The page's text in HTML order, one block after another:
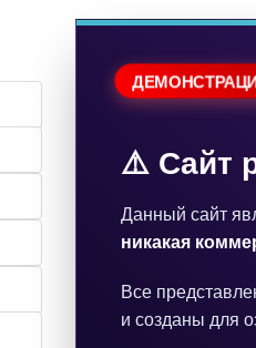
⚠️ Сайт
Данный сайт
никакая
Все
и созданы для